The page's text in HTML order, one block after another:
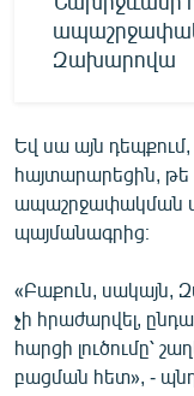
Զախարովա
Եվ սա այն
հայտարարեցին, թե
ապաշրջափակման
պայմանագրից։
«Բաքուն, սակայն,
չի հրաժարվել,
հարցի լուծումը՝
բացման հետ», -